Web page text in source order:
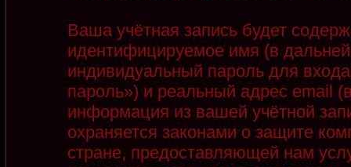
Ваша учётная запись будет
идентифицируемое имя (в
индивидуальный пароль для
пароль») и реальный адрес email
информация из вашей учётной
охраняется законами о защите
стране, предоставляющей нам